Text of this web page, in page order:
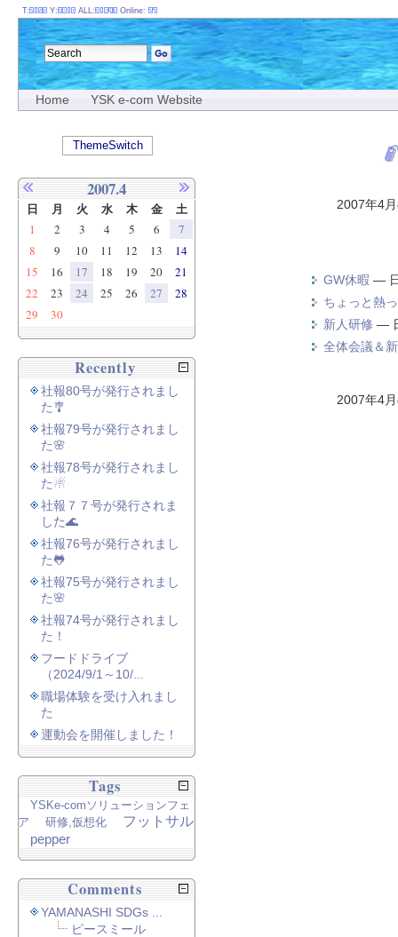
Home YSK e-com Website
2007年4
GW休暇 —
ちょっと熱
新人研修 —
全体会議＆
2007年4
T: Y: ALL: Online:
ThemeSwitch
2007.4
日 月 火 水 木 金 土
1 2 3 4 5 6
7
8
9 10 11 12 13
14
15
16 17 18 19 20
21
22
23 24 25 26 27
28
29
30
Recently
社報80号が発行されまし
た🎐
社報79号が発行されまし
た🌸
社報78号が発行されまし
た☃
社報７７号が発行されま
した🌊
社報76号が発行されまし
た🐸
社報75号が発行されまし
た🌸
社報74号が発行されまし
た！
フードドライブ
（2024/9/1～10/...
職場体験を受け入れまし
た
運動会を開催しました！
Tags
YSKe-comソリューションフェ
ア
研修,仮想化
フットサル
pepper
Comments
YAMANASHI SDGs ...
ピースミール